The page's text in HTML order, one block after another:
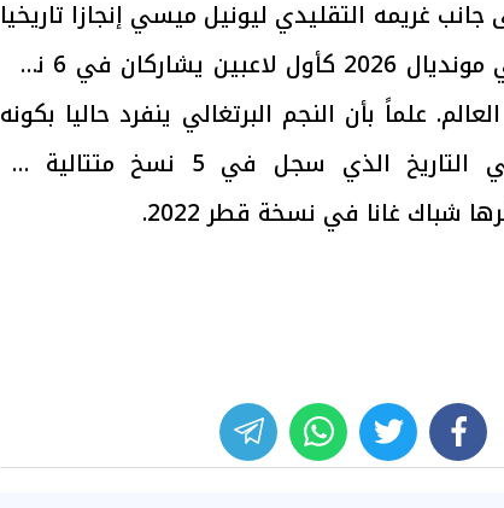
جانب غريمه التقليدي ليونيل ميسي إنجازا تاريخيا
الشهر المقبل في مونديال 2026 كأول لاعبين يشاركان في 6 نسخ
علماً بأن النجم البرتغالي ينفرد حاليا بكونه
اللاعب الوحيد في التاريخ الذي سجل في 5 نسخ متتالية من
شباك غانا في نسخة قطر 2022.